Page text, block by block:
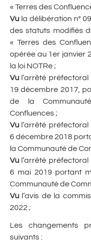
« Terres des
Vu la délibération n°
des statuts modifiés
« Terres des
opérée au 1er janvier
la loi NOTRe ;
Vu l’arrêté
19 décembre 2017,
de la
Confluences ;
Vu l’arrêté
6 décembre 2018
la Communauté de
Vu l’arrêté
6 mai 2019 portant
Communauté de
Vu l’avis de la
2022 ;
Les changements
suivants :